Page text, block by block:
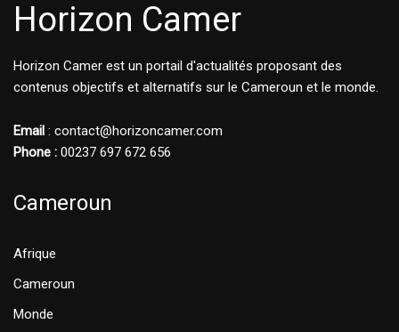
Horizon Camer
Horizon Camer est un portail d'actualités proposant des
contenus objectifs et alternatifs sur le Cameroun et le monde.
Email : contact@horizoncamer.com
Phone : 00237 697 672 656
Cameroun
Afrique
Cameroun
Monde